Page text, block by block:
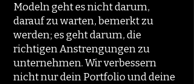
Modeln geht es nicht darum,
darauf zu warten, bemerkt zu
werden; es geht darum, die
richtigen Anstrengungen zu
unternehmen. Wir verbessern
nicht nur dein Portfolio und deine